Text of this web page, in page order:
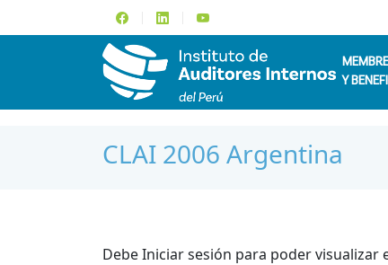
Y
CLAI 2006 Argentina
Debe Iniciar sesión para poder visualizar